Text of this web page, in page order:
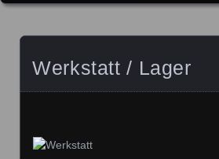
Werkstatt / Lager